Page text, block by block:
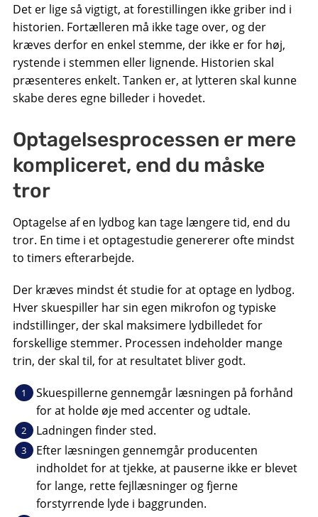
Det er lige så vigtigt, at forestillingen ikke griber ind i
historien. Fortælleren må ikke tage over, og der
kræves derfor en enkel stemme, der ikke er for høj,
rystende i stemmen eller lignende. Historien skal
præsenteres enkelt. Tanken er, at lytteren skal kunne
skabe deres egne billeder i hovedet.
Optagelsesprocessen er mere
kompliceret, end du måske
tror
Optagelse af en lydbog kan tage længere tid, end du
tror. En time i et optagestudie genererer ofte mindst
to timers efterarbejde.
Der kræves mindst ét ​​studie for at optage en lydbog.
Hver skuespiller har sin egen mikrofon og typiske
indstillinger, der skal maksimere lydbilledet for
forskellige stemmer. Processen indeholder mange
trin, der skal til, for at resultatet bliver godt.
Skuespillerne gennemgår læsningen på forhånd
for at holde øje med accenter og udtale.
Ladningen finder sted.
Efter læsningen gennemgår producenten
indholdet for at tjekke, at pauserne ikke er blevet
for lange, rette fejllæsninger og fjerne
forstyrrende lyde i baggrunden.